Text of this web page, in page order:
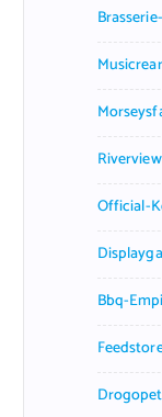
Official-
Bbq-